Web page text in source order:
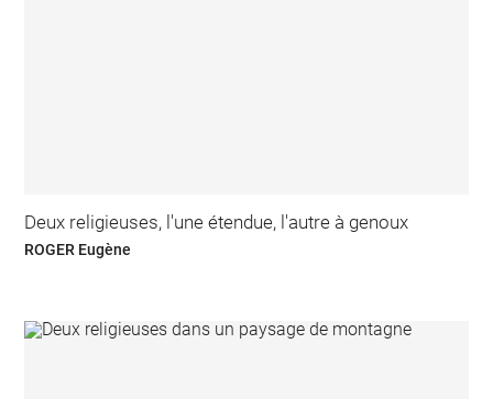
Deux religieuses, l'une étendue, l'autre à genoux
ROGER Eugène